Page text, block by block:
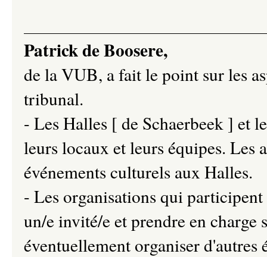
Patrick de Boosere,
de la VUB, a fait le point sur les
tribunal.
- Les Halles [ de Schaerbeek ] et
leurs locaux et leurs équipes. Les
événements culturels aux Halles.
- Les organisations qui
un/e invité/e et prendre en
éventuellement organiser